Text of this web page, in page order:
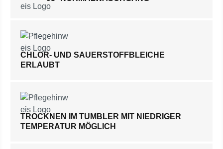
CHLOR- UND SAUERSTOFFBLEICHE
ERLAUBT
TROCKNEN IM TUMBLER MIT NIEDRIGER
TEMPERATUR MÖGLICH